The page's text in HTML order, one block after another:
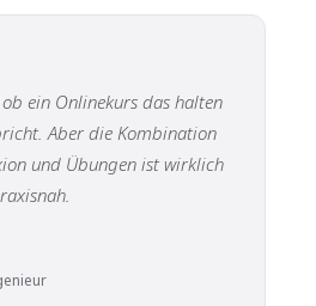
ein Onlinekurs das halten
Aber die Kombination
und Übungen ist wirklich